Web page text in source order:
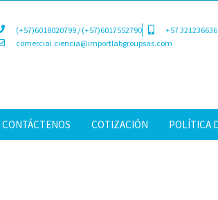
(+57)6018020799 / (+57)6017552790
+57
comercial.ciencia@importlabgroupsas.com
CONTÁCTENOS COTIZACIÓN POLÍTICA